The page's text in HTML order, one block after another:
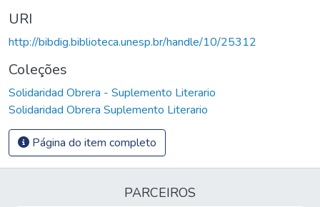
URI
http://bibdig.biblioteca.unesp.br/handle/10/25312
Coleções
Solidaridad Obrera - Suplemento Literario
Solidaridad Obrera Suplemento Literario
Página do item completo
PARCEIROS